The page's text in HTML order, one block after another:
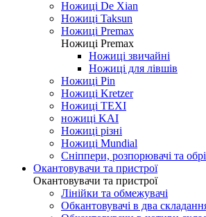
Ножиці De Xian
Ножиці Taksun
Ножиці Premax
Ножиці Premax
Ножиці звичайні
Ножиці для лівшів
Ножиці Pin
Ножиці Kretzer
Ножиці TEXI
ножиці KAI
Ножиці різні
Ножиці Mundial
Сніппери, розпорювачі та
Окантовувачи та пристрої
Окантовувачи та пристрої
Лінійки та обмежувачі
Обкантовувачі в два